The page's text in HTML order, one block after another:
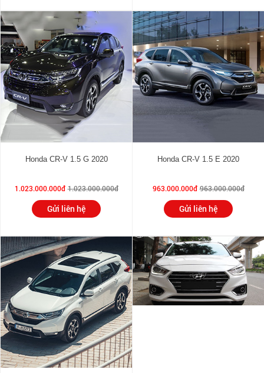
Honda CR-V 1.5 G 2020
1.023.000.000đ 1.023.000.000đ
Gửi liên hệ
Honda CR-V 1.5 E 2020
963.000.000đ 963.000.000đ
Gửi liên hệ